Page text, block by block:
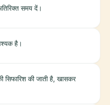
समय दें।
है।
सिफारिश की जाती है, खासकर